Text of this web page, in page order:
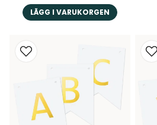
LÄGG I VARUKORGEN